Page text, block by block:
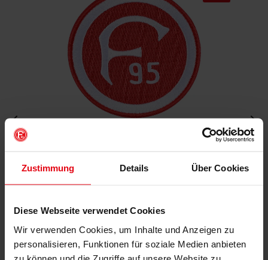
Zustimmung Details Über Cookies
Diese Webseite verwendet Cookies
Wir verwenden Cookies, um Inhalte und Anzeigen zu
personalisieren, Funktionen für soziale Medien anbieten
zu können und die Zugriffe auf unsere Website zu
€ 4,95
Mitgliederpreis: € 4,46
IN DEN WARENKORB